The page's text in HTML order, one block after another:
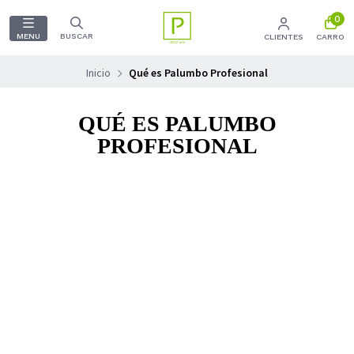
MENU BUSCAR CLIENTES
0
CARRO
Inicio Qué es Palumbo Profesional
QUÉ ES PALUMBO
PROFESIONAL